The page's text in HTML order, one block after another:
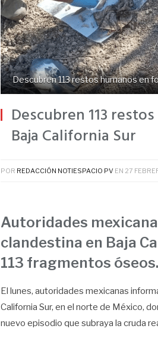
Descubren 113 restos humanos en
Descubren 113
Baja California Sur
POR REDACCIÓN NOTIESPACIO PV EN 27
Autoridades
clandestina en Baja
113 fragmentos óseos.
El lunes, autoridades mexicanas
California Sur, en el norte de México,
nuevo episodio que subraya la cruda